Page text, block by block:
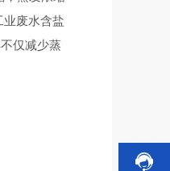
废水含盐
仅减少蒸